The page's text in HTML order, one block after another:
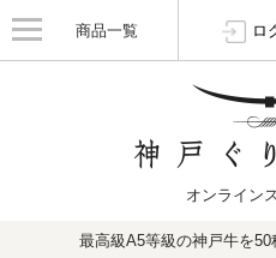
商品一覧 ロ
オンライン
最高級A5等級の神戸牛を